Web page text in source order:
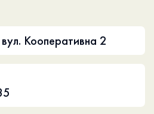
Кооперативна 2